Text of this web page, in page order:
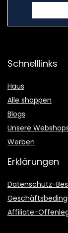
Schnelllinks
Haus
Alle shoppen
Blogs
Unsere
Werben
Erklärungen
Datenschutz-
Affiliate-